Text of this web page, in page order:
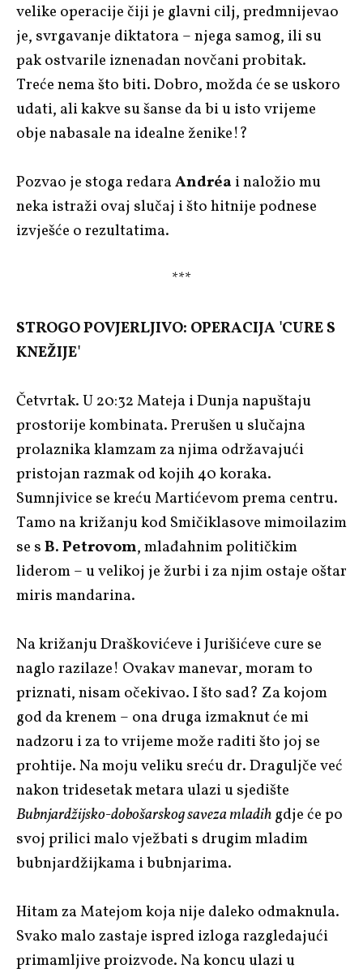
velike operacije čiji je glavni cilj, predmnijevao
je, svrgavanje diktatora – njega samog, ili su
pak ostvarile iznenadan novčani probitak.
Treće nema što biti. Dobro, možda će se uskoro
udati, ali kakve su šanse da bi u isto vrijeme
obje nabasale na idealne ženike!?
Pozvao je stoga redaraAndréai naložio mu
neka istraži ovaj slučaj i što hitnije podnese
izvješće o rezultatima.
***
STROGO POVJERLJIVO: OPERACIJA 'CURE S
KNEŽIJE'
Četvrtak. U 20:32 Mateja i Dunja napuštaju
prostorije kombinata. Prerušen u slučajna
prolaznika klamzam za njima održavajući
pristojan razmak od kojih 40 koraka.
Sumnjivice se kreću Martićevom prema centru.
Tamo na križanju kod Smičiklasove mimoilazim
se sB. Petrovom, mlađahnim političkim
liderom – u velikoj je žurbi i za njim ostaje oštar
miris mandarina.
Na križanju Draškovićeve i Jurišićeve cure se
naglo razilaze! Ovakav manevar, moram to
priznati, nisam očekivao. I što sad? Za kojom
god da krenem – ona druga izmaknut će mi
nadzoru i za to vrijeme može raditi što joj se
prohtije. Na moju veliku sreću dr. Draguljče već
nakon tridesetak metara ulazi u sjedište
Bubnjardžijsko-dobošarskog saveza mladihgdje će po
svoj prilici malo vježbati s drugim mladim
bubnjardžijkama i bubnjarima.
Hitam za Matejom koja nije daleko odmaknula.
Svako malo zastaje ispred izloga razgledajući
primamljive proizvode. Na koncu ulazi u